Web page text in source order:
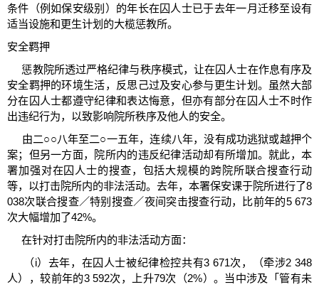
条件（例如保安级别）的年长在囚人士已于去年一月迁移至设有
适当设施和更生计划的大榄惩教所。
安全羁押
惩教院所透过严格纪律与秩序模式，让在囚人士在作息有序及
安全羁押的环境生活，反思己过及安心参与更生计划。虽然大部
分在囚人士都遵守纪律和表达悔意，但亦有部分在囚人士不时作
出违纪行为，以致影响院所秩序及他人的安全。
由二○○八年至二○一五年，连续八年，没有成功逃狱或越押个
案；但另一方面，院所内的违反纪律活动却有所增加。就此，本
署加强对在囚人士的搜查，包括大规模的跨院所联合搜查行动
等，以打击院所内的非法活动。去年，本署保安课于院所进行了8
038次联合搜查／特别搜查／夜间突击搜查行动，比前年的5 673
次大幅增加了42%。
在针对打击院所内的非法活动方面：
（i）去年，在囚人士被纪律检控共有3 671次，（牵涉2 348
人），较前年的3 592次，上升79次（2%）。当中涉及「管有未